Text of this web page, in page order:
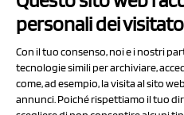
Privacy
Cookie
Chi
personali dei
Con il tuo consenso, noi e i nostri
tecnologie simili per archiviare,
come, ad esempio, la visita al sito
annunci. Poiché rispettiamo il tuo